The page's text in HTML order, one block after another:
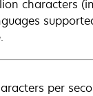
characters
per